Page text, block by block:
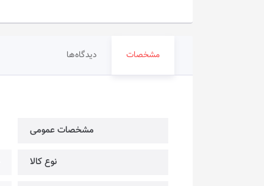
مشخصات دیدگاه‌ها
مشخصات عمومی
نوع کالا